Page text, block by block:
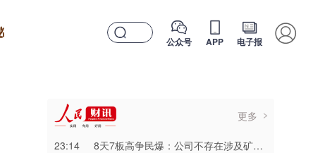
公众号 APP 电子报
更多
23:14
8天7板高争民爆：公司不存在涉及矿山资产注入和重大资产重组的具体计划